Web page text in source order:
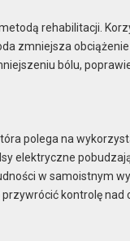
rehabilitacji.
zmniejsza
bólu,
polega na
elektryczne
w samoistnym
kontrolę nad